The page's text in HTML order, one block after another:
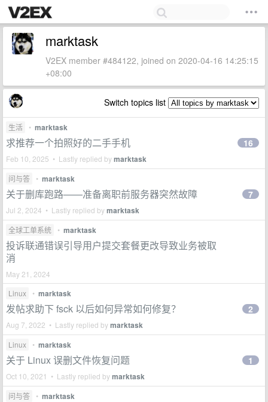
marktask
V2EX member #484122, joined on 2020-04-16 14:25:15
+08:00
Switch topics list
生活 • marktask
求推荐一个拍照好的二手手机
Feb 10, 2025 • Lastly replied bymarktask
16
问与答 • marktask
关于删库跑路——准备离职前服务器突然故障
Jul 2, 2024 • Lastly replied bymarktask
7
全球工单系统 • marktask
投诉联通错误引导用户提交套餐更改导致业务被取
消
May 21, 2024
Linux
• marktask
发帖求助下 fsck 以后如何异常如何修复？
Aug 7, 2022 • Lastly replied bymarktask
2
Linux • marktask
关于 Linux 误删文件恢复问题
Oct 10, 2021 • Lastly replied bymarktask
1
问与答 • marktask